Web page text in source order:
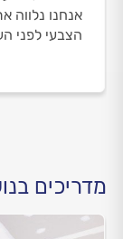
אנחנו נלווה
הצבעי לפני
מדריכים